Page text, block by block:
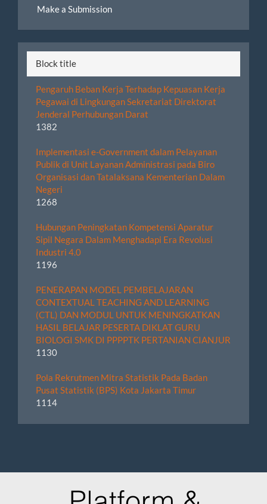
Submission
Make a Submission
Block title
Pengaruh Beban Kerja Terhadap Kepuasan Kerja
Pegawai di Lingkungan Sekretariat Direktorat
Jenderal Perhubungan Darat
1382
Implementasi e-Government dalam Pelayanan
Publik di Unit Layanan Administrasi pada Biro
Organisasi dan Tatalaksana Kementerian Dalam
Negeri
1268
Hubungan Peningkatan Kompetensi Aparatur
Sipil Negara Dalam Menghadapi Era Revolusi
Industri 4.0
1196
PENERAPAN MODEL PEMBELAJARAN
CONTEXTUAL TEACHING AND LEARNING
(CTL) DAN MODUL UNTUK MENINGKATKAN
HASIL BELAJAR PESERTA DIKLAT GURU
BIOLOGI SMK DI PPPPTK PERTANIAN CIANJUR
1130
Pola Rekrutmen Mitra Statistik Pada Badan
Pusat Statistik (BPS) Kota Jakarta Timur
1114